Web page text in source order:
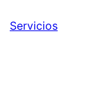
Servicios